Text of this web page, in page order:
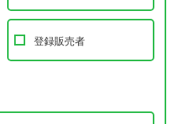
登録販売者